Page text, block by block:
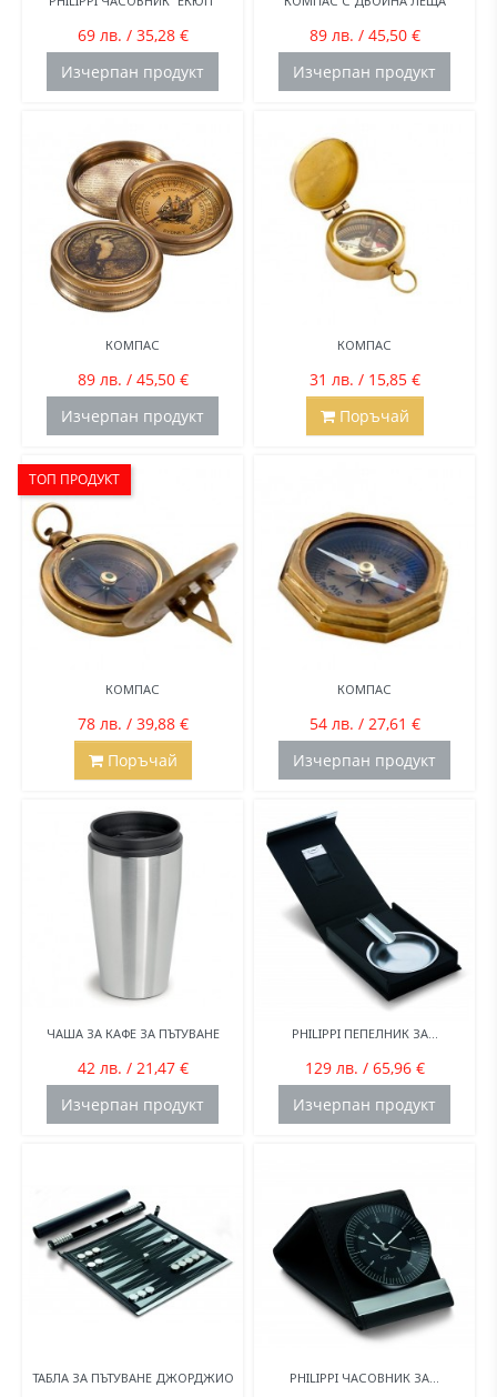
69 лв. / 35,28 €
Изчерпан продукт
89 лв. / 45,50 €
Изчерпан продукт
КОМПАС
89 лв. / 45,50 €
Изчерпан продукт
КОМПАС
31 лв. / 15,85 €
Поръчай
КОМПАС
78 лв. / 39,88 €
ТОП ПРОДУКТ
Поръчай
КОМПАС
54 лв. / 27,61 €
Изчерпан продукт
ЧАША ЗА КАФЕ ЗА ПЪТУВАНЕ
42 лв. / 21,47 €
Изчерпан продукт
PHILIPPI ПЕПЕЛНИК ЗА...
129 лв. / 65,96 €
Изчерпан продукт
ТАБЛА ЗА ПЪТУВАНЕ ДЖОРДЖИО PHILIPPI ЧАСОВНИК ЗА...